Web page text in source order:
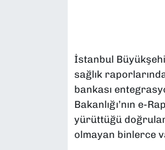
İstanbul
sağlık
bankası
Bakanlığı’nın e-
yürüttüğü
olmayan binlerce